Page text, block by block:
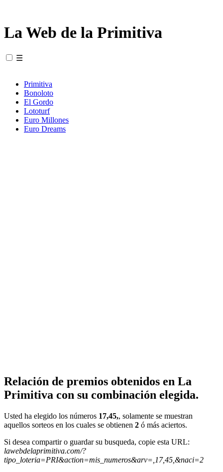
La Web de la Primitiva
☰
Primitiva
Bonoloto
El Gordo
Lototurf
Euro Millones
Euro Dreams
Relación de premios obtenidos en La
Primitiva con su combinación elegida.
Usted ha elegido los números 17,45,, solamente se muestran
aquellos sorteos en los cuales se obtienen 2 ó más aciertos.
Si desea compartir o guardar su busqueda, copie esta URL:
lawebdelaprimitiva.com/?
tipo_loteria=PRI&action=mis_numeros&arv=,17,45,&naci=2